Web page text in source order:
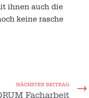
ihnen auch die
keine rasche
NÄCHSTER BEITRAG
Facharbeit